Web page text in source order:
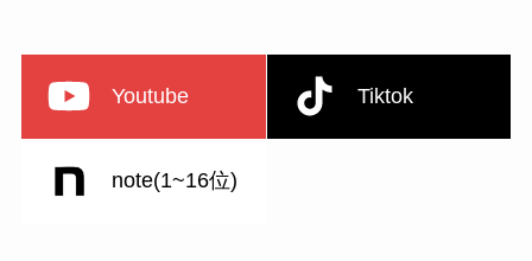
Youtube Tiktok
note(1~16位)